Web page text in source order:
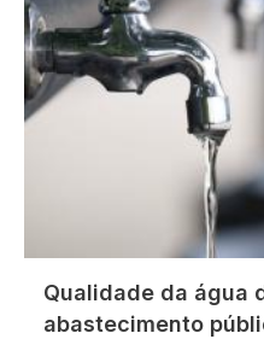
Qualidade da água
abastecimento